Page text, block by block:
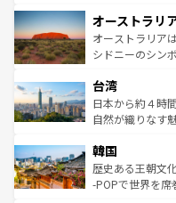
部のニューオー
文化が魅力。旅
しみながら、そ
ならではの贅沢な旅のスタ
情報はコンテン
ワイ島は見逃せ
島だが、静かな
おすすめ。エメ
れるおもてなし
人々、おいしい
ク、伝統的なフ
ワイを、存分に味わってほし
はコンテンツ一覧
オーストラリ
オーストラリア
シドニーのシン
リアリーフや大
ク）、タスマニ
ど、見どころが
いる。アクティ
ビング、ハイキ
い。オーストラ
台湾
日本から約４時
自然が織りなす
ン）、静ひつな
と山間の静けさ
驚きをもたらし
韓国
歴史ある王朝文
-POPで世界を席